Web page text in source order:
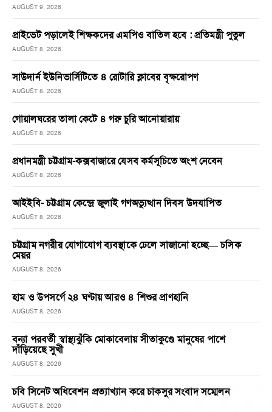
AUGUST 9, 2026
প্রাইভেট পড়ালেই শিক্ষকদের এমপিও বাতিল হবে : প্রতিমন্ত্রী পুতুল
AUGUST 8, 2026
সাউদার্ন ইউনিভার্সিটিতে ৪ রোটারি ক্লাবের বৃক্ষরোপণ
AUGUST 8, 2026
গোয়ালঘরের তালা কেটে ৪ গরু চুরি আনোয়ারায়
AUGUST 8, 2026
প্রধানমন্ত্রী চট্টগ্রাম-কক্সবাজারে যেসব কর্মসূচিতে অংশ নেবেন
AUGUST 8, 2026
আইইবি- চট্টগ্রাম কেন্দ্রে জুলাই গণঅভ্যুত্থান দিবস উদযাপিত
AUGUST 8, 2026
চট্টগ্রাম নগরীর যোগাযোগ ব্যবস্থাকে ঢেলে সাজানো হচ্ছে— চসিক
মেয়র
AUGUST 8, 2026
হাম ও উপসর্গে ২৪ ঘণ্টায় আরও ৪ শিশুর প্রাণহানি
AUGUST 8, 2026
বন্যা পরবর্তী স্বাস্থ্যঝুঁকি মোকাবেলায় সীতাকুণ্ডে মানুষের পাশে
দাঁড়িয়েছে সুখী
AUGUST 8, 2026
চবি সিনেট অধিবেশন প্রত্যাখ্যান করে চাকসুর সংবাদ সম্মেলন
AUGUST 8, 2026